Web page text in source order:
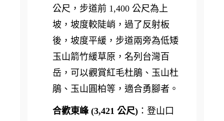
公尺，步道前 1,400 公尺為上
坡，坡度較陡峭，過了反射板
後，坡度平緩，步道兩旁為低矮
玉山箭竹緩草原，名列台灣百
岳，可以觀賞紅毛杜鵑、玉山杜
鵑、玉山圓柏等，適合勇腳者。
合歡東峰 (3,421 公尺) ：登山口